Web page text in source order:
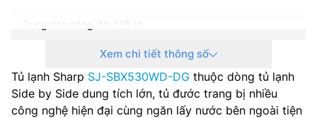
Dung tích năng đá: 185 lít
Dung tích năng mát: 344 lít
Công nghệ inverter: Có
Xem chi tiết thông số
Tủ lạnh Sharp SJ-SBX530WD-DG thuộc dòng tủ lạnh
Side by Side dung tích lớn, tủ đước trang bị nhiều
công nghệ hiện đại cùng ngăn lấy nước bên ngoài tiện